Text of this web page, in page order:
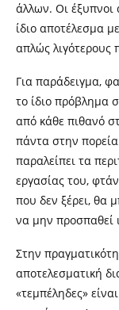
άλλων. Οι
ίδιο αποτέλεσμα
απλώς λιγότερους
Για παράδειγμα,
το ίδιο πρόβλημα
από κάθε πιθανό
πάντα στην
παραλείπει τα
εργασίας του,
που δεν ξέρει, θα
να μην προσπαθεί
Στην
αποτελεσματική
«τεμπέληδες»